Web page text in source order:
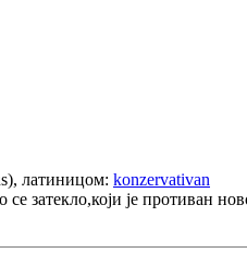
, латиницом: konzervativan
се затекло,који је противан